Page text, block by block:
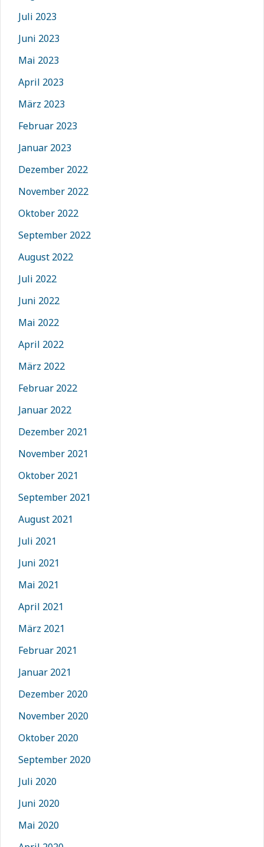
Juli 2023
Juni 2023
Mai 2023
April 2023
März 2023
Februar 2023
Januar 2023
Dezember 2022
November 2022
Oktober 2022
September 2022
August 2022
Juli 2022
Juni 2022
Mai 2022
April 2022
März 2022
Februar 2022
Januar 2022
Dezember 2021
November 2021
Oktober 2021
September 2021
August 2021
Juli 2021
Juni 2021
Mai 2021
April 2021
März 2021
Februar 2021
Januar 2021
Dezember 2020
November 2020
Oktober 2020
September 2020
Juli 2020
Juni 2020
Mai 2020